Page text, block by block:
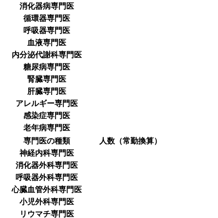
消化器病専門医
循環器専門医
呼吸器専門医
血液専門医
内分泌代謝科専門医
糖尿病専門医
腎臓専門医
肝臓専門医
アレルギー専門医
感染症専門医
老年病専門医
専門医の種類
人数（常勤換算）
神経内科専門医
消化器外科専門医
呼吸器外科専門医
心臓血管外科専門医
小児外科専門医
リウマチ専門医